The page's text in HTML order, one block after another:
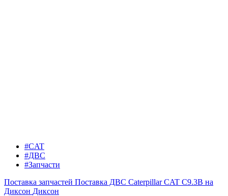
#CAT
#ДВС
#Запчасти
Поставка запчастей Поставка ДВС Caterpillar CAT C9.3B на
Диксон Диксон